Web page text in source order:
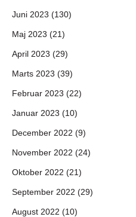
Juni 2023 (130)
Maj 2023 (21)
April 2023 (29)
Marts 2023 (39)
Februar 2023 (22)
Januar 2023 (10)
December 2022 (9)
November 2022 (24)
Oktober 2022 (21)
September 2022 (29)
August 2022 (10)